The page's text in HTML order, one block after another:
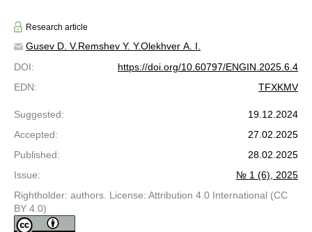
Research article
Gusev D. V.Remshev Y. Y.Olekhver A. I.
DOI:
https://doi.org/10.60797/ENGIN.2025.6.4
EDN: TFXKMV
Suggested:
19.12.2024
Accepted:
27.02.2025
Published:
28.02.2025
Issue:
№ 1 (6), 2025
Rightholder: authors. License: Attribution 4.0 International (CC
BY 4.0)